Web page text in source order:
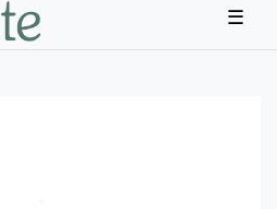
☰